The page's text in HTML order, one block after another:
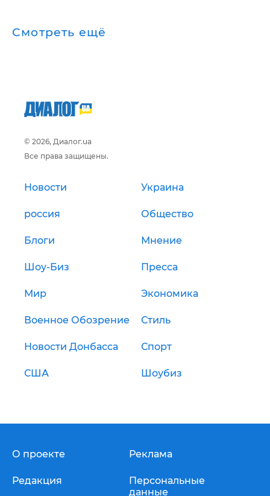
Смотреть ещё
© 2026, Диалог.ua
Все права защищены.
Новости Украина
россия Общество
Блоги Мнение
Шоу-Биз Пресса
Мир Экономика
Военное Обозрение Стиль
Новости Донбасса Спорт
США Шоубиз
О проекте
Редакция
Реклама
Персональные
данные